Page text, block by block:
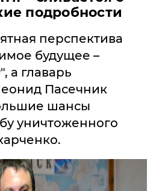
подробности
перспектива
будущее –
а главарь
Пасечник
шансы
уничтоженного